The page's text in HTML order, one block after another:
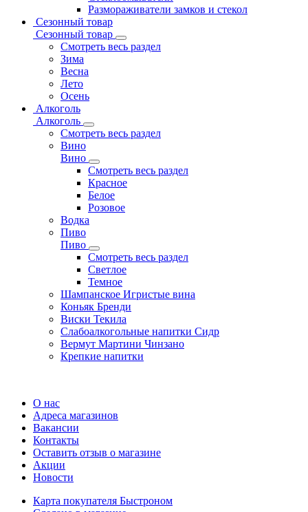
Размораживатели замков и стекол
Сезонный товар
Сезонный товар
Смотреть весь раздел
Зима
Весна
Лето
Осень
Алкоголь
Алкоголь
Смотреть весь раздел
Вино
Вино
Смотреть весь раздел
Красное
Белое
Розовое
Водка
Пиво
Пиво
Смотреть весь раздел
Cветлое
Темное
Шампанское Игристые вина
Коньяк Бренди
Виски Текила
Слабоалкогольные напитки Сидр
Вермут Мартини Чинзано
Крепкие напитки
О нас
Адреса магазинов
Вакансии
Контакты
Оставить отзыв о магазине
Акции
Новости
Карта покупателя Быстроном